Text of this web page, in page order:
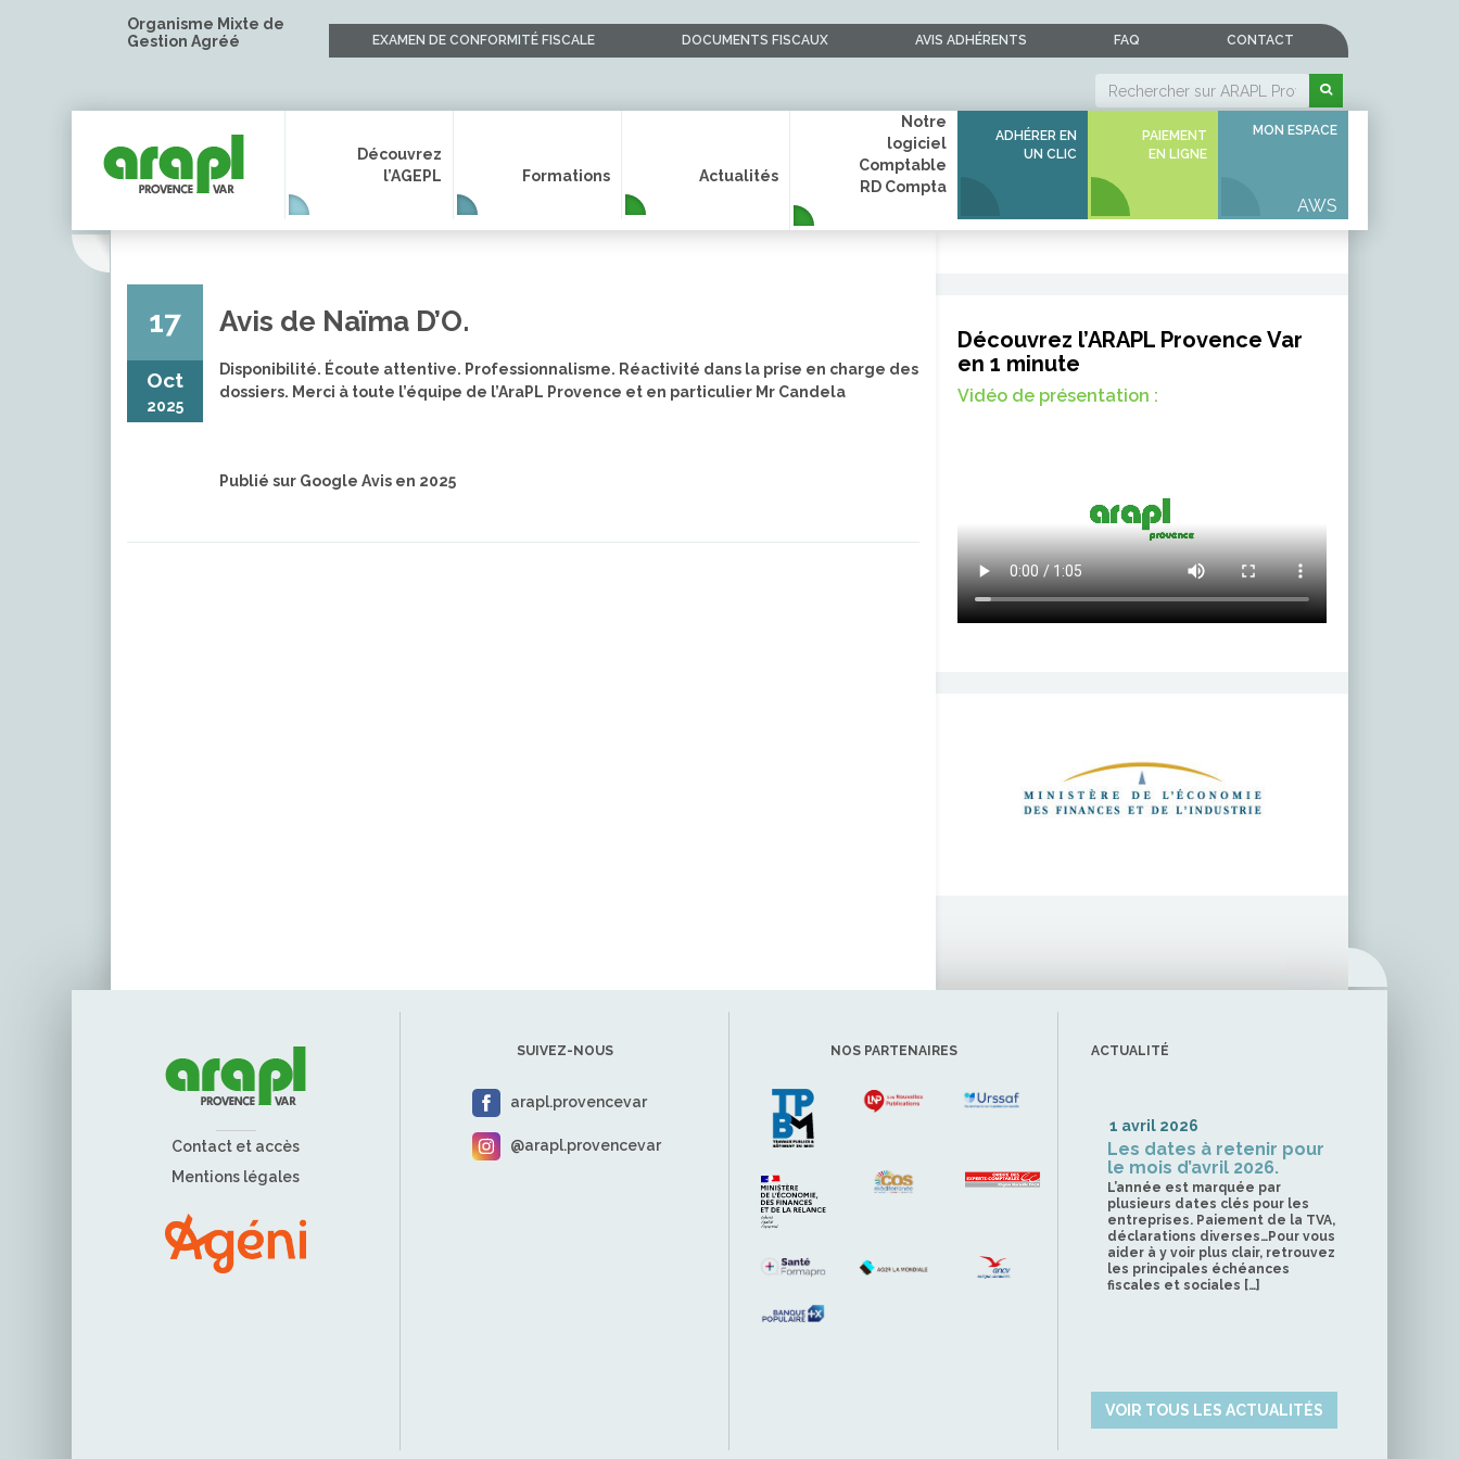
EXAMEN DE CONFORMITÉ FISCALE DOCUMENTS FISCAUX AVIS ADHÉRENTS FAQ CONTACT
Organisme Mixte de
Gestion Agréé
ADHÉRER EN
UN CLIC
PAIEMENT
EN LIGNE
MON ESPACE
Découvrez
l’AGEPL
Formations Actualités
Notre
logiciel
Comptable
RD Compta
17
Oct
2025
Avis de Naïma D’O.
Disponibilité. Écoute attentive. Professionnalisme. Réactivité dans la prise en charge des
dossiers. Merci à toute l’équipe de l’AraPL Provence et en particulier Mr Candela
Publié sur Google Avis en 2025
Découvrez l’ARAPL Provence Var
en 1 minute
Vidéo de présentation :
Contact et accès
Mentions légales
SUIVEZ-NOUS
arapl.provencevar
@arapl.provencevar
NOS PARTENAIRES ACTUALITÉ
1 avril 2026
Les dates à retenir pour
le mois d’avril 2026.
L’année est marquée par
plusieurs dates clés pour les
entreprises. Paiement de la TVA,
déclarations diverses…Pour vous
aider à y voir plus clair, retrouvez
les principales échéances
fiscales et sociales […]
VOIR TOUS LES ACTUALITÉS